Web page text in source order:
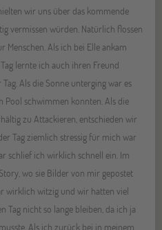
wir uns über das kommende
vermissen würden. Natürlich flossen
Menschen. Als ich bei Elle ankam
lernte ich auch ihren Freund
Als die Sonne unterging war es
Pool schwimmen konnten. Als die
zu Attackieren, entschieden wir
Tag ziemlich stressig für mich war
schlief ich wirklich schnell ein. Im
wo sie Bilder von mir gepostet
wirklich witzig und wir hatten viel
Tag nicht so lange bleiben, da ich ja
Als ich zurück bei in meinem